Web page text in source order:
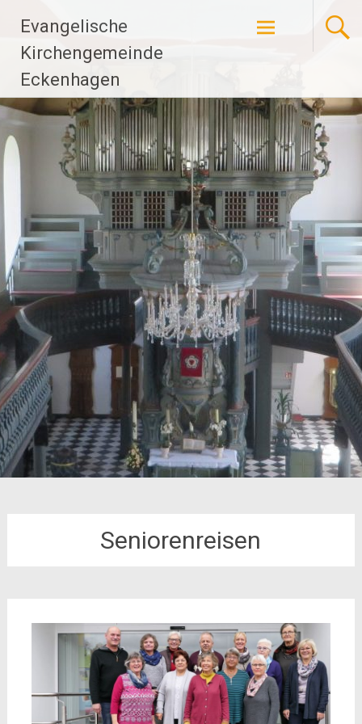
Inhalt
springen
Evangelische
Kirchengemeinde
Eckenhagen
Seniorenreisen